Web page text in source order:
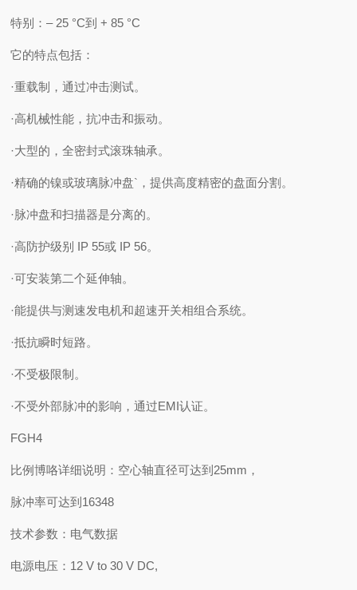
特别：– 25 °C到 + 85 °C
它的特点包括：
·重载制，通过冲击测试。
·高机械性能，抗冲击和振动。
·大型的，全密封式滚珠轴承。
·精确的镍或玻璃脉冲盘`，提供高度精密的盘面分割。
·脉冲盘和扫描器是分离的。
·高防护级别 IP 55或 IP 56。
·可安装第二个延伸轴。
·能提供与测速发电机和超速开关相组合系统。
·抵抗瞬时短路。
·不受极限制。
·不受外部脉冲的影响，通过EMI认证。
FGH4
比例博咯详细说明：空心轴直径可达到25mm，
脉冲率可达到16348
技术参数：电气数据
电源电压：12 V to 30 V DC,